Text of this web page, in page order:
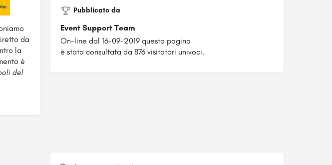
da
la
è
del
Pubblicato da
Event Support Team
On-line dal 16-09-2019 questa pagina
è stata consultata da 876 visitatori univoci.